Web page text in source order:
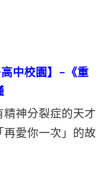
高中校園】–《重
精神分裂症的天才
愛你一次」的故